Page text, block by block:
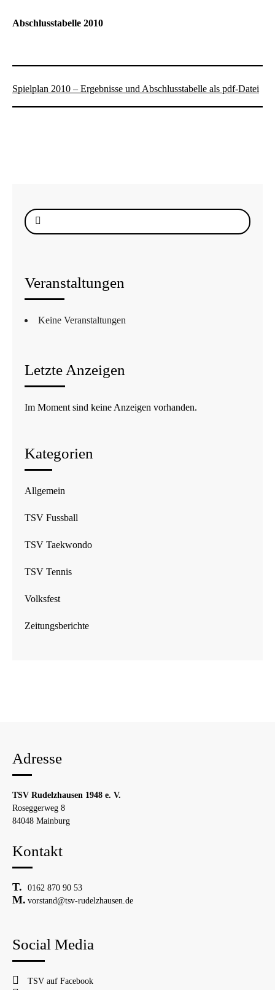
Abschlusstabelle 2010
Spielplan 2010 – Ergebnisse und Abschlusstabelle als pdf-Datei
Suche
nach:
Veranstaltungen
Keine Veranstaltungen
Letzte Anzeigen
Im Moment sind keine Anzeigen vorhanden.
Kategorien
Allgemein
TSV Fussball
TSV Taekwondo
TSV Tennis
Volksfest
Zeitungsberichte
Adresse
TSV Rudelzhausen 1948 e. V.
Roseggerweg 8
84048 Mainburg
Kontakt
0162 870 90 53
vorstand@tsv-rudelzhausen.de
Social Media
TSV auf Facebook